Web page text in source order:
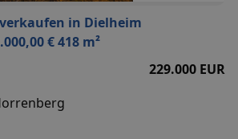
in Dielheim
€ 418 m²
229.000 EUR